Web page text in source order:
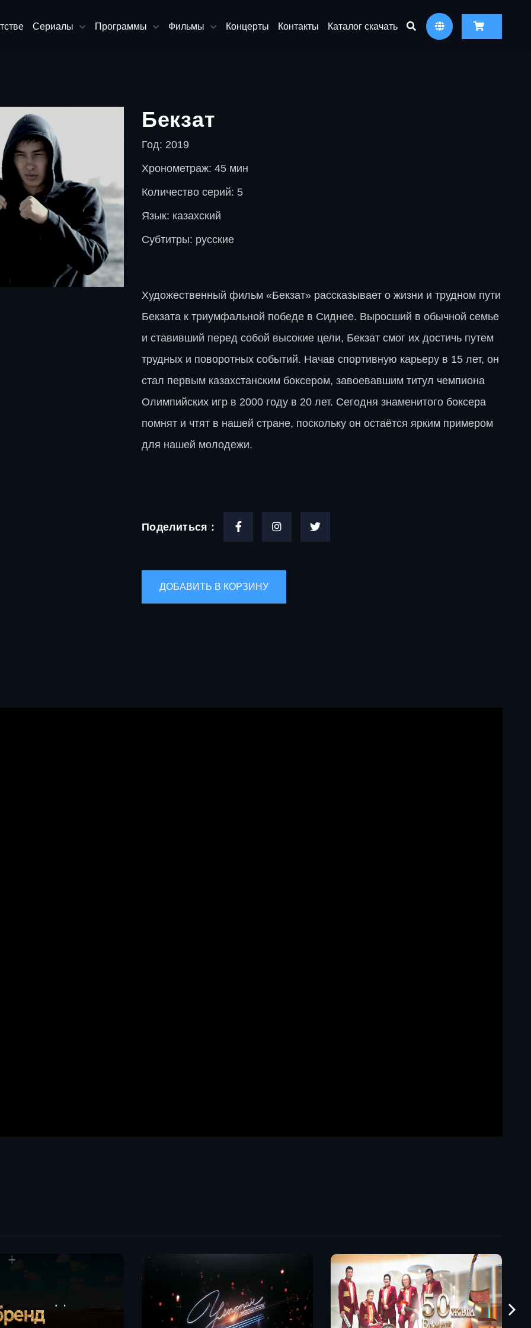
Сериалы Программы Фильмы Концерты Контакты Каталог скачать
Бекзат
Год: 2019
Хронометраж: 45 мин
Количество серий: 5
Язык: казахский
Субтитры: русские
Художественный фильм «Бекзат» рассказывает о жизни и трудном пути
Бекзата к триумфальной победе в Сиднее. Выросший в обычной семье
и ставивший перед собой высокие цели, Бекзат смог их достичь путем
трудных и поворотных событий. Начав спортивную карьеру в 15 лет, он
стал первым казахстанским боксером, завоевавшим титул чемпиона
Олимпийских игр в 2000 году в 20 лет. Сегодня знаменитого боксера
помнят и чтят в нашей стране, поскольку он остаётся ярким примером
для нашей молодежи.
Поделиться :